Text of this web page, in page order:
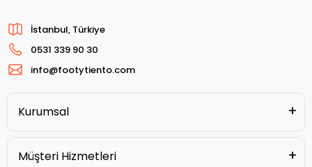
İstanbul, Türkiye
0531 339 90 30
info@footytiento.com
Kurumsal
Müşteri Hizmetleri